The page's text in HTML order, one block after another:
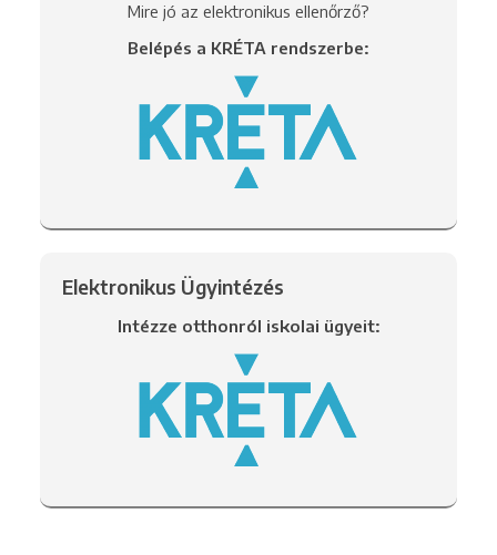
Mire jó az elektronikus ellenőrző?
Belépés a KRÉTA rendszerbe:
Elektronikus Ügyintézés
Intézze otthonról iskolai ügyeit: